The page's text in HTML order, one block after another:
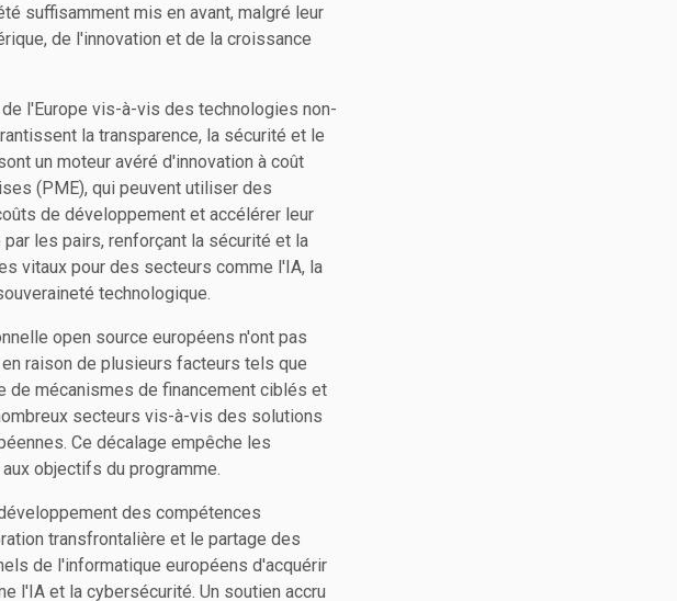
suffisamment mis en avant, malgré leur
de l'innovation et de la croissance
l'Europe vis-à-vis des technologies non-
la transparence, la sécurité et le
un moteur avéré d'innovation à coût
(PME), qui peuvent utiliser des
de développement et accélérer leur
les pairs, renforçant la sécurité et la
vitaux pour des secteurs comme l'IA, la
technologique.
open source européens n'ont pas
raison de plusieurs facteurs tels que
de mécanismes de financement ciblés et
secteurs vis-à-vis des solutions
Ce décalage empêche les
objectifs du programme.
des compétences
transfrontalière et le partage des
de l'informatique européens d'acquérir
l'IA et la cybersécurité. Un soutien accru